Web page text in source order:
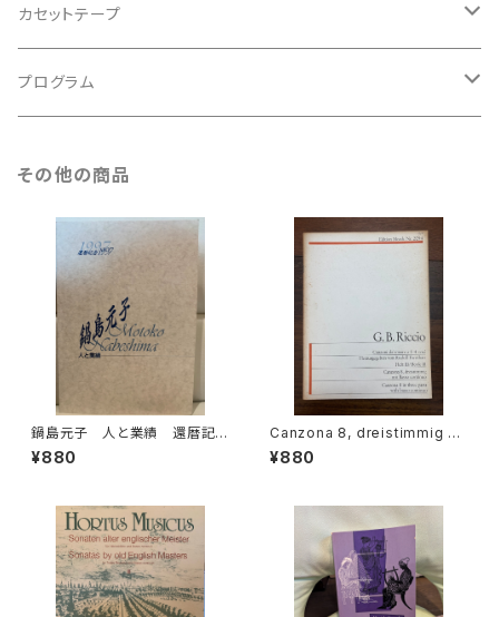
バロック
ルネサンス
古楽
古楽以外
カセットテープ
古楽
プログラム
古楽以外
その他の商品
鍋島元子 人と業績 還暦記
念1997【編集：古楽研究会 Ori
go et Practica 年譜作成委員
¥880
Canzona 8, dreistimmig mi
t Basso continuo【著者：GIO
VANNI BATTISTA RICCIO】
¥880